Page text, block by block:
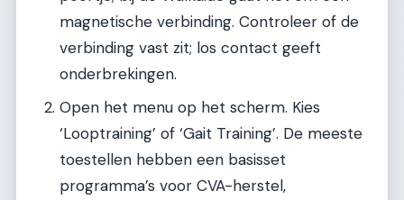
magnetische verbinding. Controleer of de
verbinding vast zit; los contact geeft
onderbrekingen.
Open het menu op het scherm. Kies
‘Looptraining’ of ‘Gait Training’. De meeste
toestellen hebben een basisset
programma’s voor CVA-herstel,